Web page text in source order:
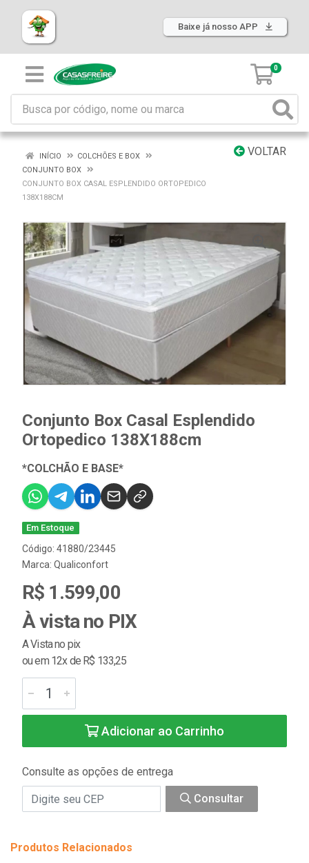
Baixe já nosso APP
0
VOLTAR
INÍCIO
COLCHÕES E BOX
CONJUNTO BOX
CONJUNTO BOX CASAL ESPLENDIDO ORTOPEDICO
138X188CM
Conjunto Box Casal Esplendido
Ortopedico 138X188cm
*COLCHÃO E BASE*
Em Estoque
Código: 41880/23445
Marca: Qualiconfort
R$ 1.599,00
À vista no PIX
A Vista no pix
ou em 12x de R$ 133,25
Adicionar ao Carrinho
Consulte as opções de entrega
Consultar
Produtos Relacionados